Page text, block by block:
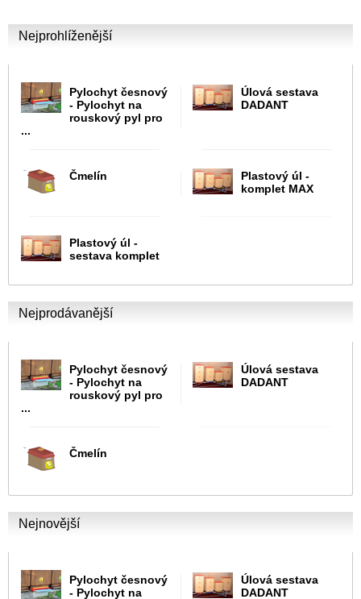
Nejprohlíženější
Pylochyt česnový
- Pylochyt na
rouskový pyl pro
...
Úlová sestava
DADANT
Čmelín
Plastový úl -
komplet MAX
Plastový úl -
sestava komplet
Nejprodávanější
Pylochyt česnový
- Pylochyt na
rouskový pyl pro
...
Úlová sestava
DADANT
Čmelín
Nejnovější
Pylochyt česnový
- Pylochyt na
Úlová sestava
DADANT